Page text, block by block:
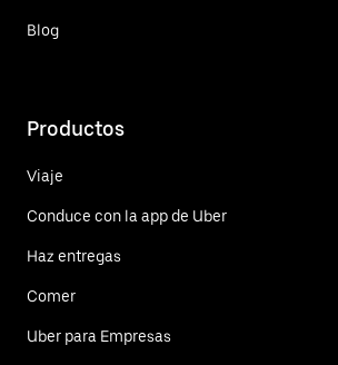
Blog
Productos
Viaje
Conduce con la app de Uber
Haz entregas
Comer
Uber para Empresas